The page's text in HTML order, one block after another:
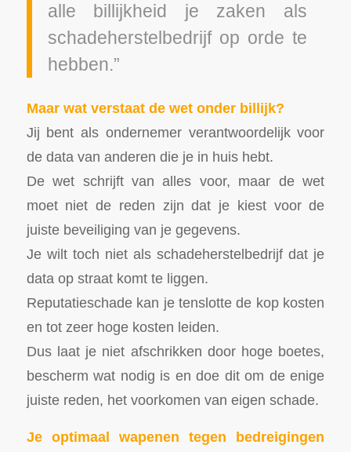
alle billijkheid je zaken als
schadeherstelbedrijf op orde te
hebben.”
Maar wat verstaat de wet onder billijk?
Jij bent als ondernemer verantwoordelijk voor
de data van anderen die je in huis hebt.
De wet schrijft van alles voor, maar de wet
moet niet de reden zijn dat je kiest voor de
juiste beveiliging van je gegevens.
Je wilt toch niet als schadeherstelbedrijf dat je
data op straat komt te liggen.
Reputatieschade kan je tenslotte de kop kosten
en tot zeer hoge kosten leiden.
Dus laat je niet afschrikken door hoge boetes,
bescherm wat nodig is en doe dit om de enige
juiste reden, het voorkomen van eigen schade.
Je optimaal wapenen tegen bedreigingen